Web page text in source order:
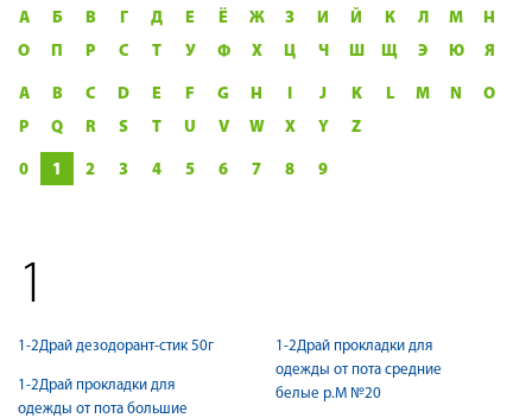
А Б В Г Д Е Ё Ж З И Й К Л М
Н
О
П Р С Т У Ф Х Ц Ч Ш Щ Э Ю Я
A B C D E F G H I J K L M N
O
P
Q R S T U V W X Y Z
0 1 2 3 4 5 6 7 8 9
1
1-2Драй дезодорант-стик 50г
1-2Драй прокладки для
одежды от пота большие
1-2Драй прокладки для
одежды от пота средние
белые р.М №20